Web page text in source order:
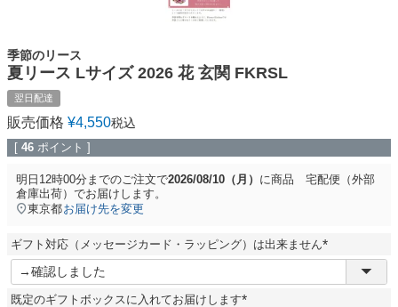
季節のリース
夏リース Lサイズ 2026 花 玄関 FKRSL
翌日配達
販売価格 ¥4,550税込
[ 46 ポイント ]
明日 12時00分 までのご注文で2026/08/10（月） に商品 宅配便（外部
倉庫出荷） でお届けします。
東京都お届け先を変更
ギフト対応（メッセージカード・ラッピング）は出来ません
(
須
既定のギフトボックスに入れてお届けします